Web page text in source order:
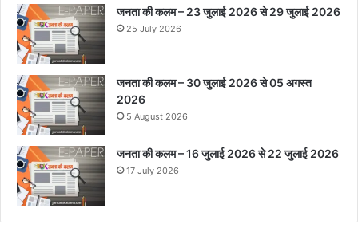
जनता की कलम – 23 जुलाई 2026 से 29 जुलाई 2026
25 July 2026
जनता की कलम – 30 जुलाई 2026 से 05 अगस्त
2026
5 August 2026
जनता की कलम – 16 जुलाई 2026 से 22 जुलाई 2026
17 July 2026